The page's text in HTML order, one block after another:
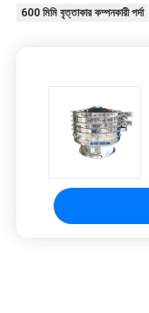
600 মিমি বৃত্তাকার কম্পনকারী পর্দা